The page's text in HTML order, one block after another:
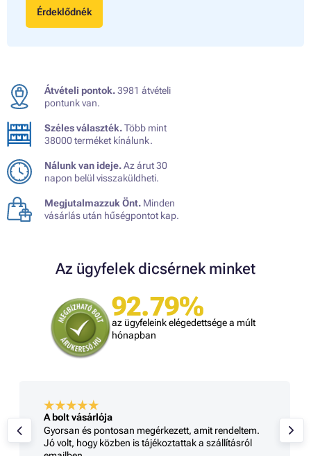
Érdeklődnék
Átvételi pontok.3981 átvételi
pontunk van.
Széles választék.Több mint
38000 terméket kínálunk.
Nálunk van ideje.Az árut 30
napon belül visszaküldheti.
Megjutalmazzuk Önt. Minden
vásárlás után hűségpontot kap.
Az ügyfelek dicsérnek minket
92.79%
az ügyfeleink elégedettsége a múlt
hónapban
A bolt vásárlója
Gyorsan és pontosan megérkezett, amit rendeltem.
Jó volt, hogy közben is tájékoztattak a szállításról